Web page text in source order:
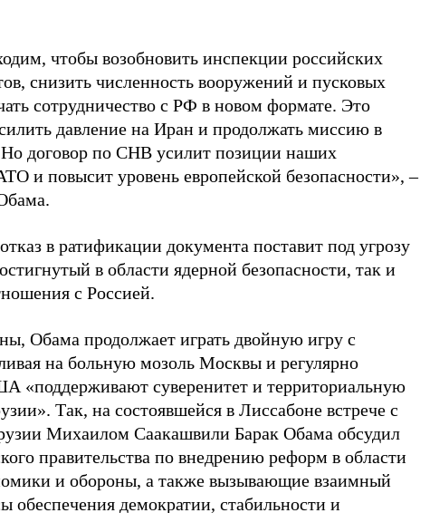
чтобы возобновить инспекции российских
снизить численность вооружений и пусковых
сотрудничество с РФ в новом формате. Это
давление на Иран и продолжать миссию в
договор по СНВ усилит позиции наших
и повысит уровень европейской безопасности», –
в ратификации документа поставит под угрозу
в области ядерной безопасности, так и
с Россией.
Обама продолжает играть двойную игру с
на больную мозоль Москвы и регулярно
«поддерживают суверенитет и территориальную
Так, на состоявшейся в Лиссабоне встрече с
Михаилом Саакашвили Барак Обама обсудил
правительства по внедрению реформ в области
и обороны, а также вызывающие взаимный
обеспечения демократии, стабильности и